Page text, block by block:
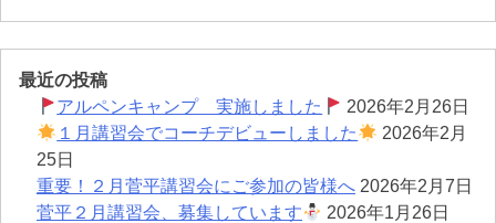
稿
ナ
ビ
ゲ
ー
シ
最近の投稿
アルペンキャンプ 実施しました
2026年2月26日
１月講習会でコーチデビューしました
2026年2月
25日
重要！２月菅平講習会にご参加の皆様へ 2026年2月7日
菅平２月講習会、募集しています
2026年1月26日